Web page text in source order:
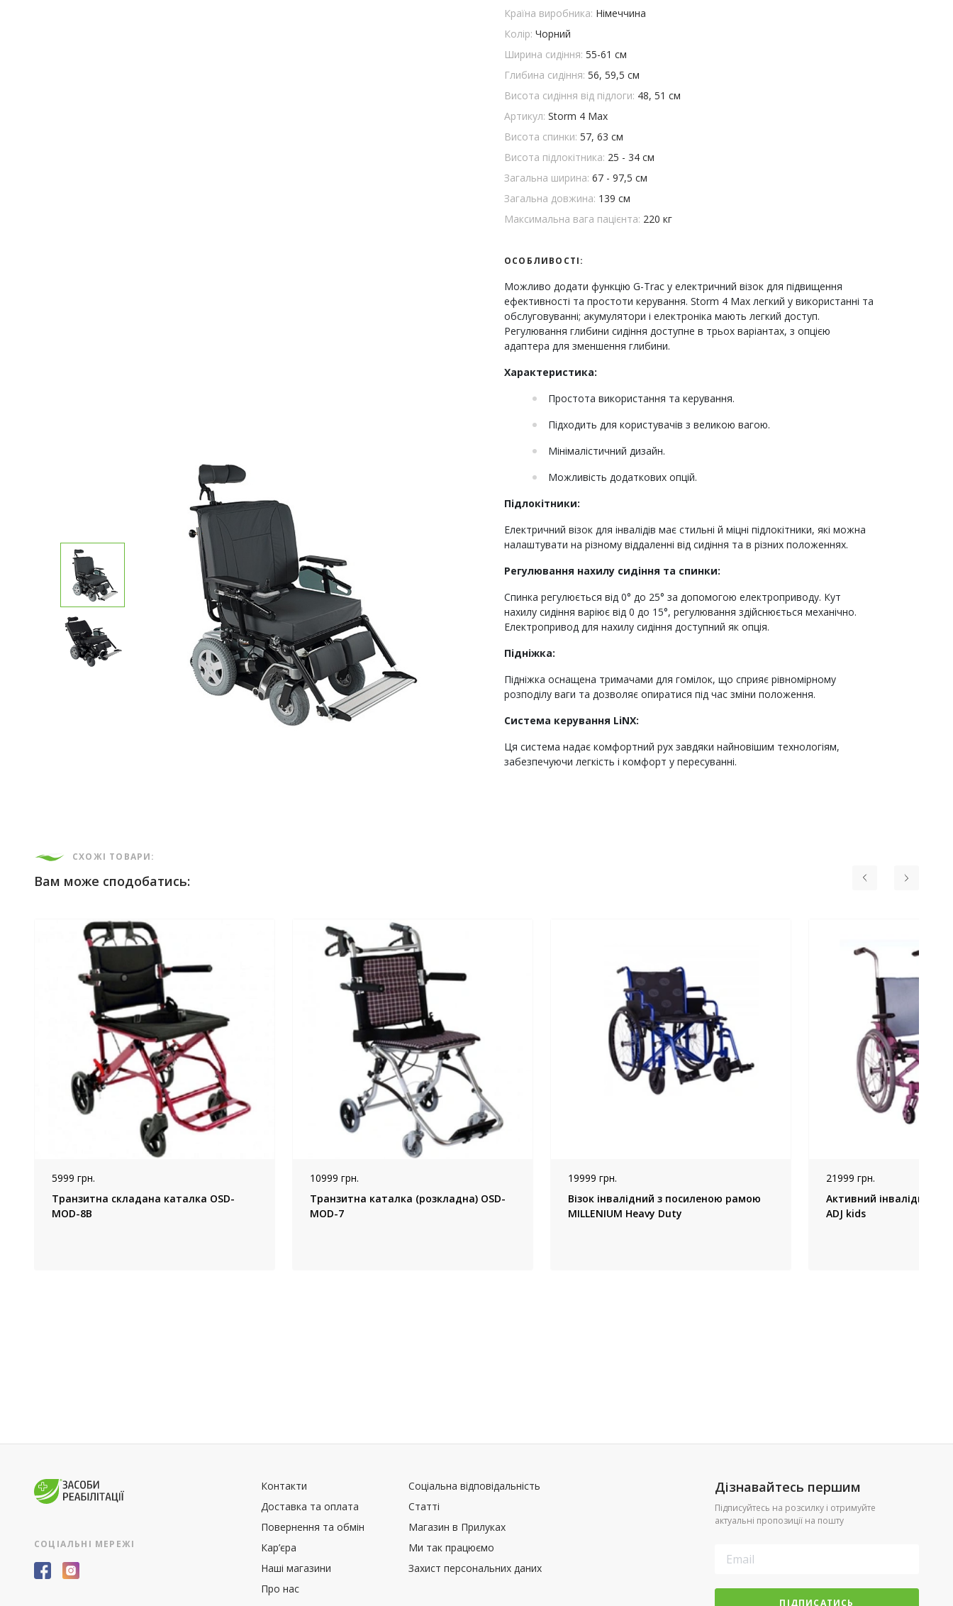
Країна виробника: Німеччина
Колір: Чорний
Ширина сидіння: 55-61 см
Глибина сидіння: 56, 59,5 см
Висота сидіння від підлоги: 48, 51 см
Артикул: Storm 4 Max
Висота спинки: 57, 63 см
Висота підлокітника: 25 - 34 см
Загальна ширина: 67 - 97,5 см
Загальна довжина: 139 см
Максимальна вага пацієнта: 220 кг
ОСОБЛИВОСТІ:
Можливо додати функцію G-Trac у електричний візок для підвищення
ефективності та простоти керування. Storm 4 Max легкий у використанні та
обслуговуванні; акумулятори і електроніка мають легкий доступ.
Регулювання глибини сидіння доступне в трьох варіантах, з опцією
адаптера для зменшення глибини.
Характеристика:
Простота використання та керування.
Підходить для користувачів з великою вагою.
Мінімалістичний дизайн.
Можливість додаткових опцій.
Підлокітники:
Електричний візок для інвалідів має стильні й міцні підлокітники, які можна
налаштувати на різному віддаленні від сидіння та в різних положеннях.
Регулювання нахилу сидіння та спинки:
Спинка регулюється від 0° до 25° за допомогою електроприводу. Кут
нахилу сидіння варіює від 0 до 15°, регулювання здійснюється механічно.
Електропривод для нахилу сидіння доступний як опція.
Підніжка:
Підніжка оснащена тримачами для гомілок, що сприяє рівномірному
розподілу ваги та дозволяє опиратися під час зміни положення.
Система керування LiNX:
Ця система надає комфортний рух завдяки найновішим технологіям,
забезпечуючи легкість і комфорт у пересуванні.
СХОЖІ ТОВАРИ:
Вам може сподобатись:
5999 грн.
Транзитна складана каталка OSD-
MOD-8B
10999 грн.
Транзитна каталка (розкладна) OSD-
MOD-7
19999 грн.
Візок інвалідний з посиленою рамою
MILLENIUM Heavy Duty
21999 грн.
Активний інвалідний
ADJ kids
СОЦІАЛЬНІ МЕРЕЖІ
Контакти
Доставка та оплата
Повернення та обмін
Кар’єра
Наші магазини
Про нас
Соціальна відповідальність
Статті
Магазин в Прилуках
Ми так працюємо
Захист персональних даних
Дізнавайтесь першим
Підписуйтесь на розсилку і отримуйте
актуальні пропозиції на пошту
ПІДПИСАТИСЬ